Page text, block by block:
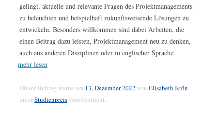
gelingt, aktuelle und relevante Fragen des Projektmanagements
zu beleuchten und beispielhaft zukunftsweisende Lösungen zu
entwickeln. Besonders willkommen sind dabei Arbeiten, die
einen Beitrag dazu leisten, Projektmanagement neu zu denken,
auch aus anderen Disziplinen oder in englischer Sprache.
mehr lesen
Dieser Beitrag wurde am 13. Dezember 2022 von Elisabeth Krön
unterStudienpreis veröffentlicht.